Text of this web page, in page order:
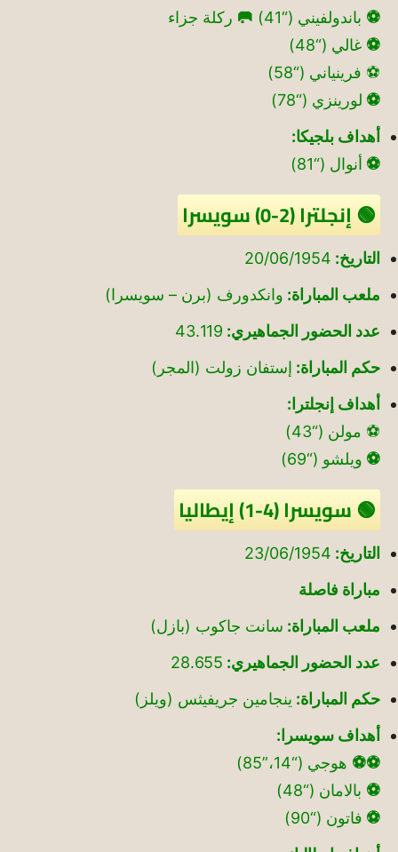
⚽ باندولفيني (“41) 🥅 ركلة جزاء
⚽ غالي (“48)
⚽ فرينياني (“58)
⚽ لورينزي (“78)
أهداف بلجيكا:
⚽ أنوال (“81)
🟢 إنجلترا (2-0) سويسرا
التاريخ: 20/06/1954
ملعب المباراة: وانكدورف (برن – سويسرا)
عدد الحضور الجماهيري: 43.119
حكم المباراة: إستفان زولت (المجر)
أهداف إنجلترا:
⚽ مولن (“43)
⚽ ويلشو (“69)
🟢 سويسرا (4-1) إيطاليا
التاريخ: 23/06/1954
مباراة فاصلة
ملعب المباراة: سانت جاكوب (بازل)
عدد الحضور الجماهيري: 28.655
حكم المباراة: ينجامين جريفيثس (ويلز)
أهداف سويسرا:
⚽⚽ هوجي (“14،”85)
⚽ بالامان (“48)
⚽ فاتون (“90)